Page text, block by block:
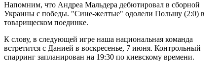
Напомним, что Андреа Мальдера дебютировал в сборной
Украины с победы. "Сине-желтые" одолели Польшу (2:0) в
товарищеском поединке.
К слову, в следующей игре наша национальная команда
встретится с Данией в воскресенье, 7 июня. Контрольный
спарринг запланирован на 19:30 по киевскому времени.